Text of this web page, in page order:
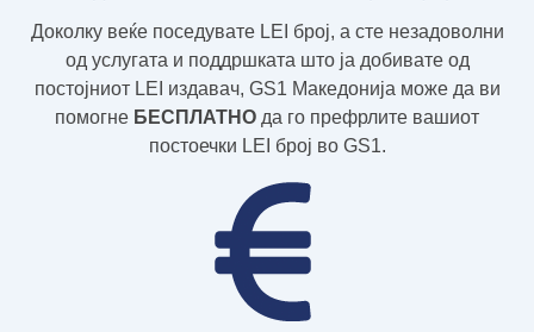
Доколку веќе поседувате LEI број, а сте незадоволни
од услугата и поддршката што ја добивате од
постојниот LEI издавач, GS1 Македонија може да ви
помогне БЕСПЛАТНО да го префрлите вашиот
постоечки LEI број во GS1.